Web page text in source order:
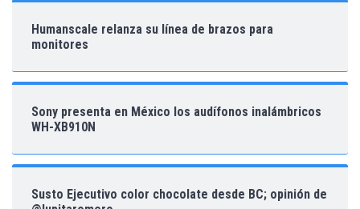
Humanscale relanza su línea de brazos para
monitores
Sony presenta en México los audífonos inalámbricos
WH-XB910N
Susto Ejecutivo color chocolate desde BC; opinión de